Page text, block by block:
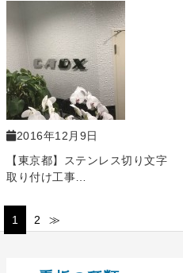
2016年12月9日
【東京都】ステンレス切り文字
取り付け工事…
1 2 ≫